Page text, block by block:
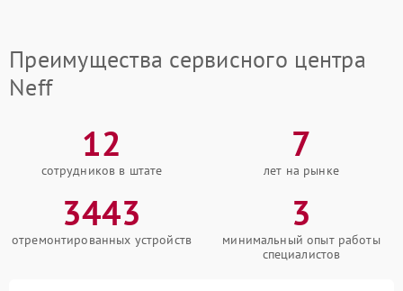
Преимущества сервисного центра
Neff
12
сотрудников в штате
7
лет на рынке
3443
отремонтированных устройств
3
минимальный опыт работы
специалистов